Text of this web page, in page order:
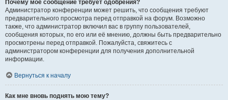
Почему моё сообщение требует одобрения?
Администратор конференции может решить, что сообщения требуют
предварительного просмотра перед отправкой на форум. Возможно
также, что администратор включил вас в группу пользователей,
сообщения которых, по его или её мнению, должны быть предварительно
просмотрены перед отправкой. Пожалуйста, свяжитесь с
администратором конференции для получения дополнительной
информации.
Вернуться к началу
Как мне вновь поднять мою тему?